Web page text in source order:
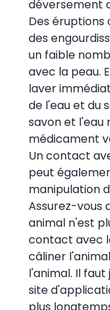
déversement
Des éruptions
des
un faible
avec la peau.
laver
de l'eau et du
savon et l'eau
médicament
Un contact
peut
manipulation
Assurez-vous
animal n'est
contact avec
câliner
l'animal. Il faut
site
plus